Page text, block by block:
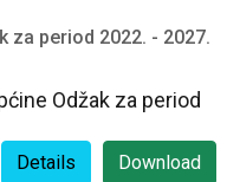
za period 2022. - 2027.
Odžak za period
Download
Details